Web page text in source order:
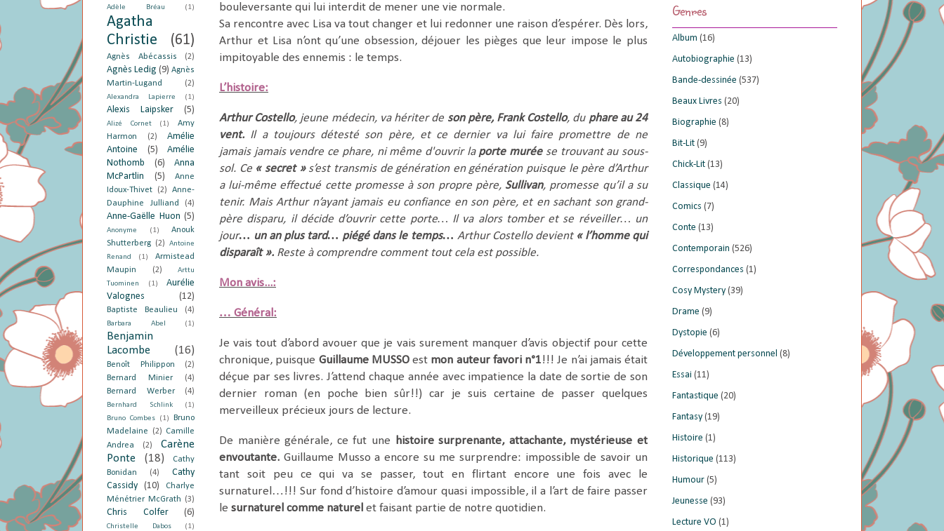
bouleversante qui lui interdit de mener une vie normale.
Sa rencontre avec Lisa va tout changer et lui redonner une raison d’espérer. Dès lors,
Arthur et Lisa n’ont qu’une obsession, déjouer les pièges que leur impose le plus
impitoyable des ennemis : le temps.
L’histoire:
Arthur Costello, jeune médecin, va hériter de son père, Frank Costello, du phare au 24
vent. Il a toujours détesté son père, et ce dernier va lui faire promettre de ne
jamais jamais vendre ce phare, ni même d'ouvrir la porte murée se trouvant au sous-
sol. Ce « secret »s’est transmis de génération en génération puisque le père d’Arthur
a lui-même effectué cette promesse à son propre père, Sullivan, promesse qu’il a su
tenir. Mais Arthur n’ayant jamais eu confiance en son père, et en sachant son grand-
père disparu, il décide d’ouvrir cette porte… Il va alors tomber et se réveiller… un
jour… un an plus tard… piégé dans le temps… Arthur Costello devient « l’homme qui
disparaît ». Reste à comprendre comment tout cela est possible.
Mon avis...:
… Général:
Je vais tout d’abord avouer que je vais surement manquer d’avis objectif pour cette
chronique, puisque Guillaume MUSSOest mon auteur favori n°1!!! Je n’ai jamais était
déçue par ses livres. J’attend chaque année avec impatience la date de sortie de son
dernier roman (en poche bien sûr!!) car je suis certaine de passer quelques
merveilleux précieux jours de lecture.
De manière générale, ce fut une
histoire surprenante, attachante, mystérieuse et
envoutante. Guillaume Musso a encore su me surprendre: impossible de savoir un
tant soit peu ce qui va se passer, tout en flirtant encore une fois avec le
surnaturel…!!! Sur fond d’histoire d’amour quasi impossible, il a l’art de faire passer
le surnaturel comme naturel et faisant partie de notre quotidien.
Adèle Bréau (1)
Agatha
Christie
(61)
Agnès Abécassis (2)
Agnès Ledig (9) Agnès
Martin-Lugand
(2)
Alexandra Lapierre (1)
Alexis Laipsker (5)
Alizé Cornet (1)
Amy
Harmon
(2)
Amélie
Antoine
(5)
Amélie
Nothomb
(6)
Anna
McPartlin
(5)
Anne
Idoux-Thivet
(2)
Anne-
Dauphine Julliand
(4)
Anne-Gaëlle Huon (5)
Anonyme (1)
Anouk
Shutterberg (2)
Antoine
Renand
(1)
Armistead
Maupin
(2)
Arttu
Tuominen
(1)
Aurélie
Valognes
(12)
Baptiste Beaulieu (4)
Barbara Abel (1)
Benjamin
Lacombe
(16)
Benoît Philippon
(2)
Bernard Minier
(4)
Bernard Werber
(4)
Bernhard Schlink
(1)
Bruno Combes
(1)
Bruno
Madelaine
(2) Camille
Andrea
(2)
Carène
Ponte
(18)
Cathy
Bonidan
(4)
Cathy
Cassidy (10)
Charlye
Ménétrier McGrath (3)
Chris Colfer (6)
Christelle Dabos (1)
Genres
Album (16)
Autobiographie (13)
Bande-dessinée (537)
Beaux Livres (20)
Biographie (8)
Bit-Lit (9)
Chick-Lit (13)
Classique (14)
Comics (7)
Conte (13)
Contemporain (526)
Correspondances (1)
Cosy Mystery (39)
Drame (9)
Dystopie (6)
Développement personnel (8)
Essai (11)
Fantastique (20)
Fantasy (19)
Histoire (1)
Historique (113)
Humour (5)
Jeunesse (93)
Lecture VO (1)